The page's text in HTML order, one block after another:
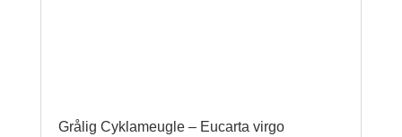
Grålig Cyklameugle – Eucarta virgo